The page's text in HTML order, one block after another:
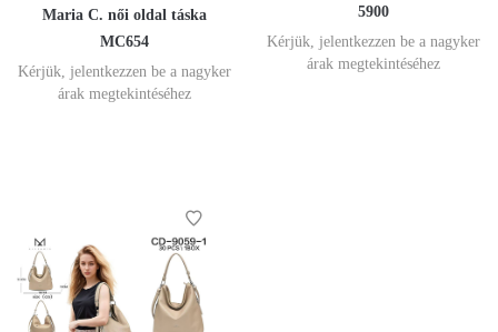
Maria C. női oldal táska
MC654
Kérjük, jelentkezzen be a nagyker
árak megtekintéséhez
5900
Kérjük, jelentkezzen be a nagyker
árak megtekintéséhez